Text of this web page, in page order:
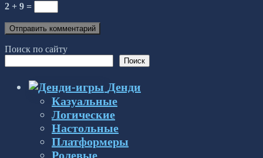
2 + 9 =
Поиск по сайту
Поиск
Денди
Казуальные
Логические
Настольные
Платформеры
Ролевые